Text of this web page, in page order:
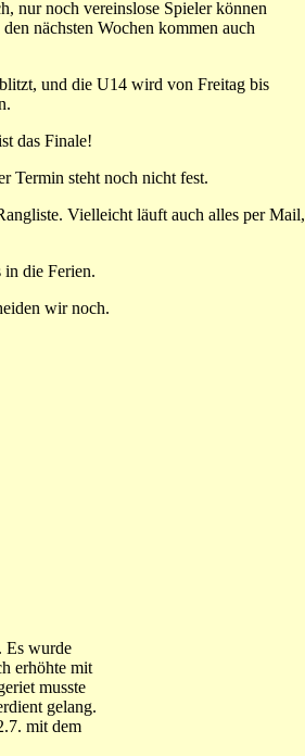
nur noch vereinslose Spieler können
nächsten Wochen kommen auch
und die U14 wird von Freitag bis
das Finale!
Termin steht noch nicht fest.
Vielleicht läuft auch alles per Mail,
in die Ferien.
wir noch.
Es wurde
erhöhte mit
musste
gelang.
mit dem